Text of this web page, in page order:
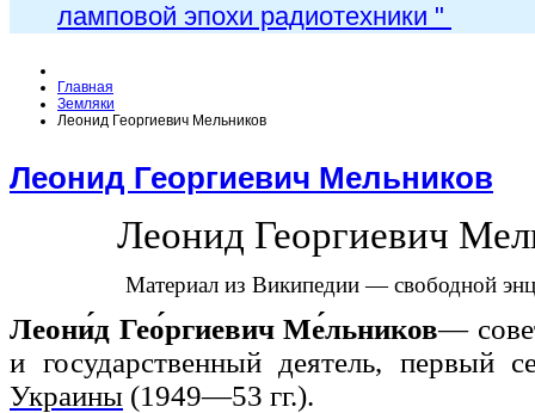
ламповой эпохи радиотехники "
Главная
Земляки
Леонид Георгиевич Мельников
Леонид Георгиевич Мельников
Леонид Георгиевич
Материал из Википедии — свободной
Леони́д Гео́ргиевич Ме́льников—
и государственный деятель, первый
Украины (1949—53 гг.).